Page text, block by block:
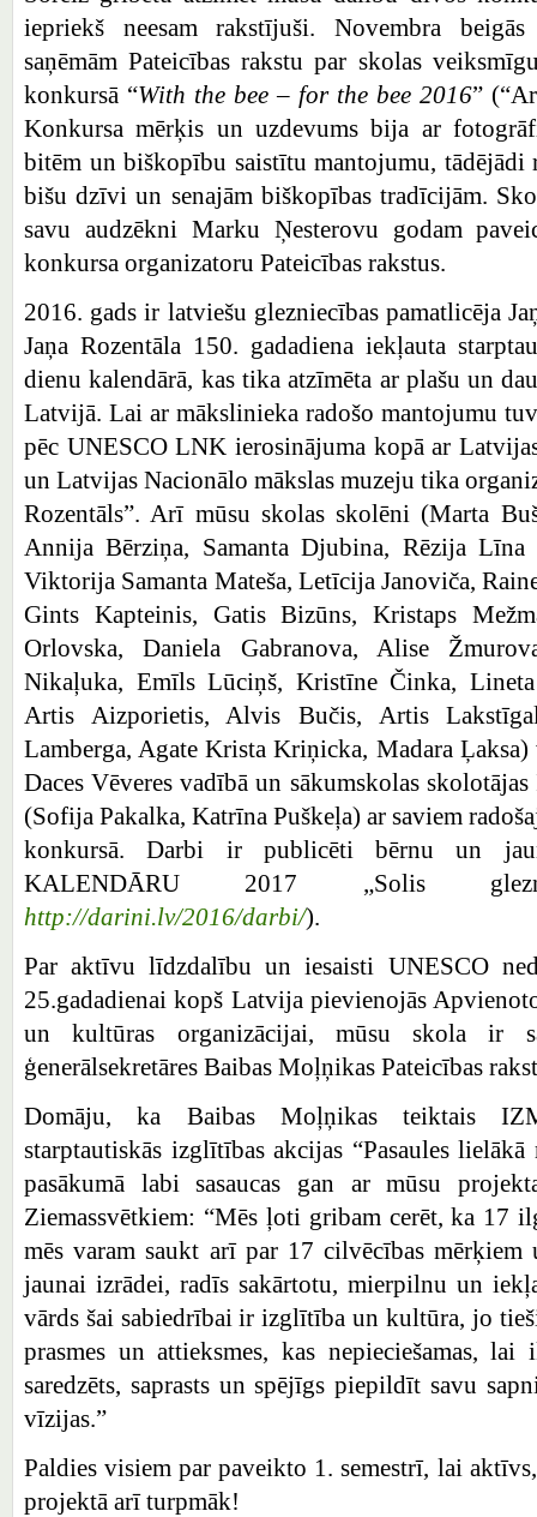
iepriekš neesam rakstījuši. Novembra
saņēmām Pateicības rakstu par skolas
konkursā “With the bee – for the bee 2016”
Konkursa mērķis un uzdevums bija ar
bitēm un biškopību saistītu mantojumu, tādējādi
bišu dzīvi un senajām biškopības tradīcijām.
savu audzēkni Marku Ņesterovu godam
konkursa organizatoru Pateicības rakstus.
2016. gads ir latviešu glezniecības pamatlicēja
Jaņa Rozentāla 150. gadadiena iekļauta
dienu kalendārā, kas tika atzīmēta ar plašu un
Latvijā. Lai ar mākslinieka radošo mantojumu
pēc UNESCO LNK ierosinājuma kopā ar
un Latvijas Nacionālo mākslas muzeju tika
Rozentāls”. Arī mūsu skolas skolēni (Marta
Annija Bērziņa, Samanta Djubina, Rēzija Līna
Viktorija Samanta Mateša, Letīcija Janoviča,
Gints Kapteinis, Gatis Bizūns, Kristaps
Orlovska, Daniela Gabranova, Alise
Nikaļuka, Emīls Lūciņš, Kristīne Činka,
Artis Aizporietis, Alvis Bučis, Artis
Lamberga, Agate Krista Kriņicka, Madara Ļaksa)
Daces Vēveres vadībā un sākumskolas
(Sofija Pakalka, Katrīna Puškeļa) ar saviem
konkursā. Darbi ir publicēti bērnu un
KALENDĀRU 2017 „Solis
http://darini.lv/2016/darbi/).
Par aktīvu līdzdalību un iesaisti UNESCO
25.gadadienai kopš Latvija pievienojās
un kultūras organizācijai, mūsu skola ir
ģenerālsekretāres Baibas Moļņikas Pateicības
Domāju, ka Baibas Moļņikas teiktais
starptautiskās izglītības akcijas “Pasaules
pasākumā labi sasaucas gan ar mūsu
Ziemassvētkiem: “Mēs ļoti gribam cerēt, ka 17
mēs varam saukt arī par 17 cilvēcības mērķiem
jaunai izrādei, radīs sakārtotu, mierpilnu un
vārds šai sabiedrībai ir izglītība un kultūra, jo
prasmes un attieksmes, kas nepieciešamas, lai
saredzēts, saprasts un spējīgs piepildīt savu
vīzijas.”
Paldies visiem par paveikto 1. semestrī, lai
projektā arī turpmāk!